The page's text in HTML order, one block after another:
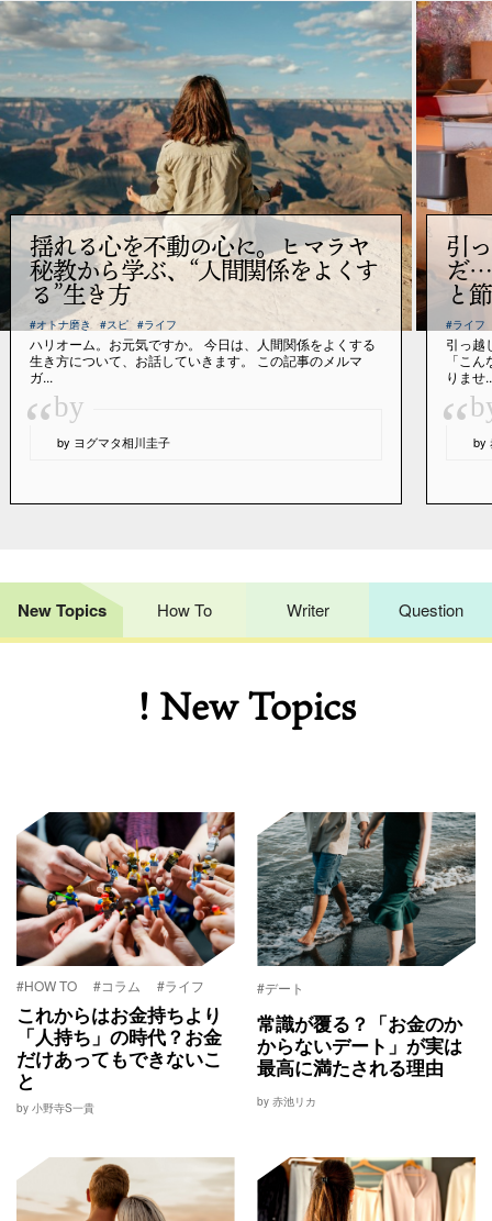
揺れる心を不動の心に。ヒマラヤ
秘教から学ぶ、“人間関係をよくす
る”生き方
#オトナ磨き #スピ #ライフ
ハリオーム。お元気ですか。 今日は、人間関係をよくする
生き方について、お話していきます。 この記事のメルマ
ガ...
“by
by ヨグマタ相川圭子
引
だ…
と
#ライフ
引っ越
「こ
りませ
“ by
New Topics How To Writer Question
! New Topics
#HOW TO #コラム #ライフ
これからはお金持ちより
「人持ち」の時代？お金
だけあってもできないこ
と
by 小野寺S一貴
#デート
常識が覆る？「お金のか
からないデート」が実は
最高に満たされる理由
by 赤池リカ